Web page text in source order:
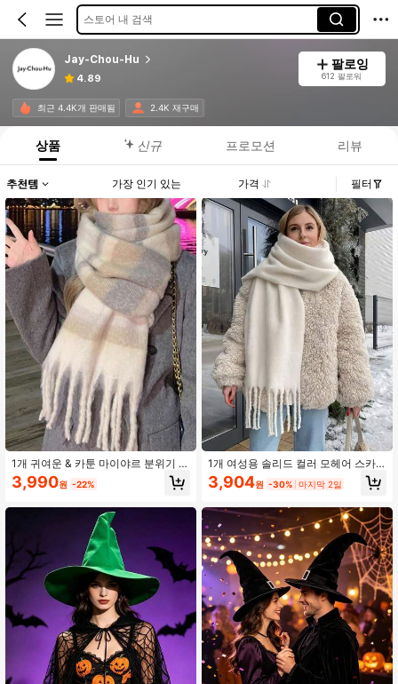
스토어 내 검색
Jay-Chou-Hu
4.89
팔로잉
612 팔로워
최근 4.4K개 판매됨 2.4K 재구매
상품 신규 프로모션 리뷰
추천템 가장 인기 있는 가격 필터
1개 귀여운 & 카툰 마이야르 분위기 스
카프, 새로운 가을/겨울 인조 캐시미어
따뜻하고 부드러운 여성용 스카프, 일
3,990원 -22%
1개 여성용 솔리드 컬러 모헤어 스카
프, 가을/겨울 신상 1피스 칼라 한국 버
전 프리미엄 두꺼운 따뜻한 숄
3,904원 -30% 마지막 2일